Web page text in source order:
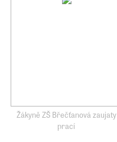
Žákyně ZŠ Břečťanová zaujaty
prací